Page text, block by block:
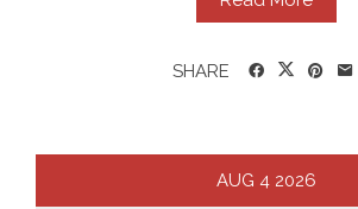
SHARE
AUG 4 2026